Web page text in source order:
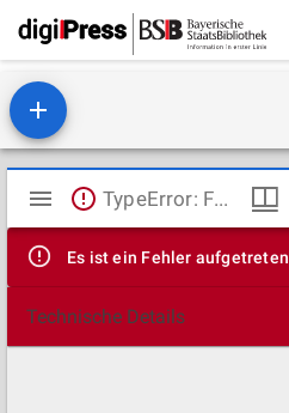
Mirador
Viewer
TypeError: Failed to fetch
Es ist ein Fehler aufgetreten
Technische Details